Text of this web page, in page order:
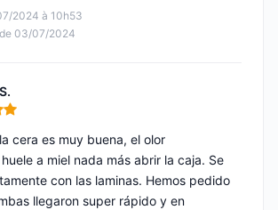
2024 à 10h53
03/07/2024
5
cera es muy buena, el olor
a miel nada más abrir la caja. Se
con las laminas. Hemos pedido
llegaron super rápido y en